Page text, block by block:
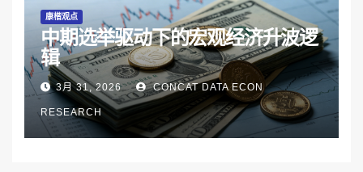
康楷观点
中期选举驱动下的宏观经济升波逻
辑
3月 31, 2026 CONCAT DATA ECON
RESEARCH